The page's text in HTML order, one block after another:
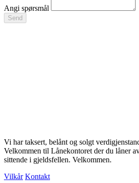
Angi spørsmål
Send
Vi har taksert, belånt og solgt
Velkommen til Lånekontoret der du låner
sittende i gjeldsfellen. Velkommen.
Vilkår Kontakt